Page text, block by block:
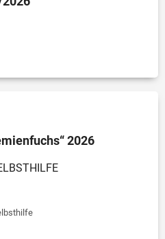
2026